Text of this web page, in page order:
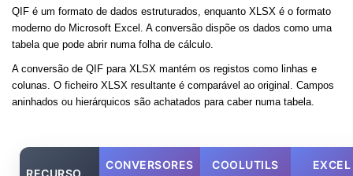
QIF é um formato de dados estruturados, enquanto XLSX é o formato
moderno do Microsoft Excel. A conversão dispõe os dados como uma
tabela que pode abrir numa folha de cálculo.
A conversão de QIF para XLSX mantém os registos como linhas e
colunas. O ficheiro XLSX resultante é comparável ao original. Campos
aninhados ou hierárquicos são achatados para caber numa tabela.
RECURSO
CONVERSORES
COOLUTILS
EXCEL